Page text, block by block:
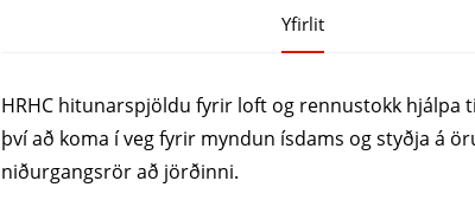
Yfirlit
HRHC hitunarspjöldu fyrir loft og rennustokk hjálpa
því að koma í veg fyrir myndun ísdams og styðja á
niðurgangsrör að jörðinni.